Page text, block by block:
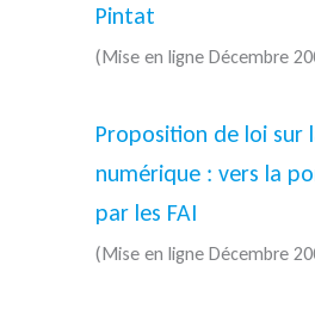
Pintat
(Mise en ligne Décembre
Proposition de loi sur
numérique : vers la
par les FAI
(Mise en ligne Décembre